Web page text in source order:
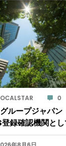
0
ループジャパ
登録確認機関と
始で制度対応が